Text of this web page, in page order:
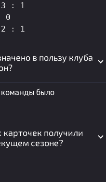
3 : 1
0
2 : 1
в пользу клуба
команды было
получили
сезоне?